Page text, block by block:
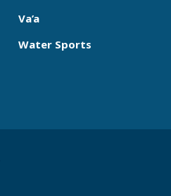
Va’a
Water Sports